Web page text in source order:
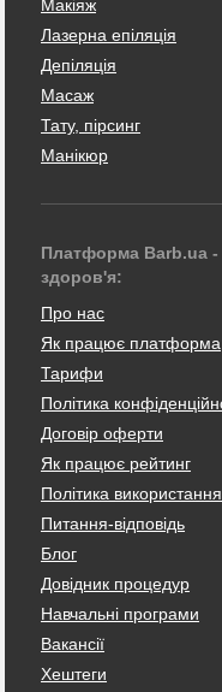
Макіяж
Лазерна епіляція
Депіляція
Масаж
Тату, пірсинг
Манікюр
Платформа Barb.ua -
здоров'я:
Про нас
Як працює платформа
Тарифи
Політика
Договір оферти
Як працює рейтинг
Політика
Питання-відповідь
Блог
Довідник процедур
Навчальні програми
Вакансії
Хештеги